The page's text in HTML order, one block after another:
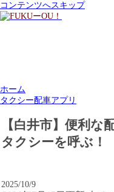
コンテンツへスキップ
ホーム
タクシー配車アプリ
【白井市】便利な
タクシーを呼ぶ！
2025/10/9